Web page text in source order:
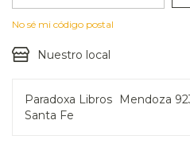
No sé mi código postal
Nuestro local
Paradoxa Libros
Mendoza
Santa Fe